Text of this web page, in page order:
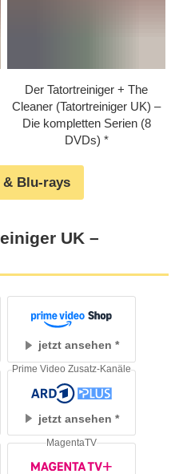
Der Tatortreiniger + The
Cleaner (Tatortreiniger UK) –
Die kompletten Serien (8
DVDs)
& Blu-rays
UK –
jetzt ansehen
jetzt ansehen
Prime Video Zusatz-Kanäle
MagentaTV